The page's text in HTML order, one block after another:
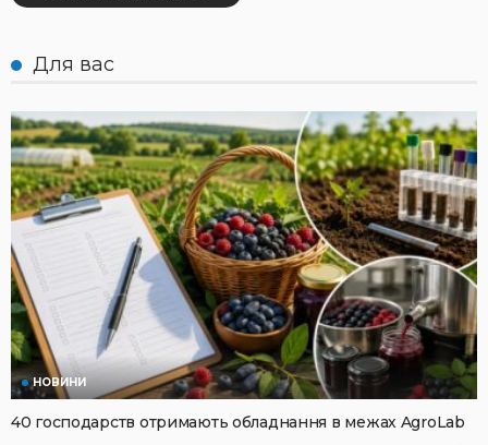
Для вас
НОВИНИ
40 господарств отримають обладнання в межах AgroLab